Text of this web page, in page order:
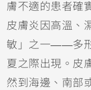
膚不適的患者確
皮膚炎 因高溫、
敏」之一——多
夏之際出現。皮
然到海邊、南部